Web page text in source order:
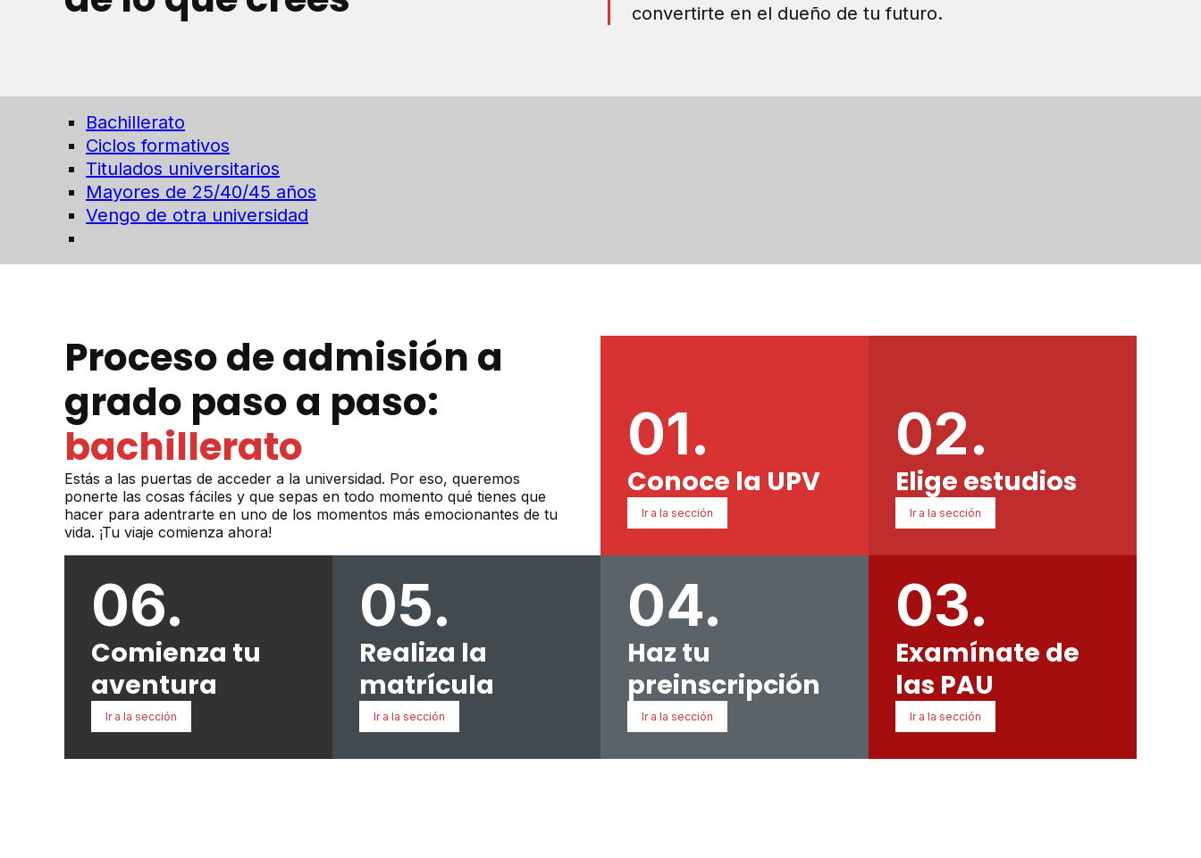
convertirte en el dueño de tu futuro.
Bachillerato
Ciclos formativos
Titulados universitarios
Mayores de 25/40/45 años
Vengo de otra universidad
Proceso de admisión a
grado paso a paso:
bachillerato
Estás a las puertas de acceder a la universidad. Por eso, queremos
ponerte las cosas fáciles y que sepas en todo momento qué tienes que
hacer para adentrarte en uno de los momentos más emocionantes de tu
vida. ¡Tu viaje comienza ahora!
01.
Conoce la UPV
Ir a la sección
02.
Elige estudios
Ir a la sección
03.
Examínate de
las PAU
Ir a la sección
04.
Haz tu
preinscripción
Ir a la sección
05.
Realiza la
matrícula
Ir a la sección
06.
Comienza tu
aventura
Ir a la sección